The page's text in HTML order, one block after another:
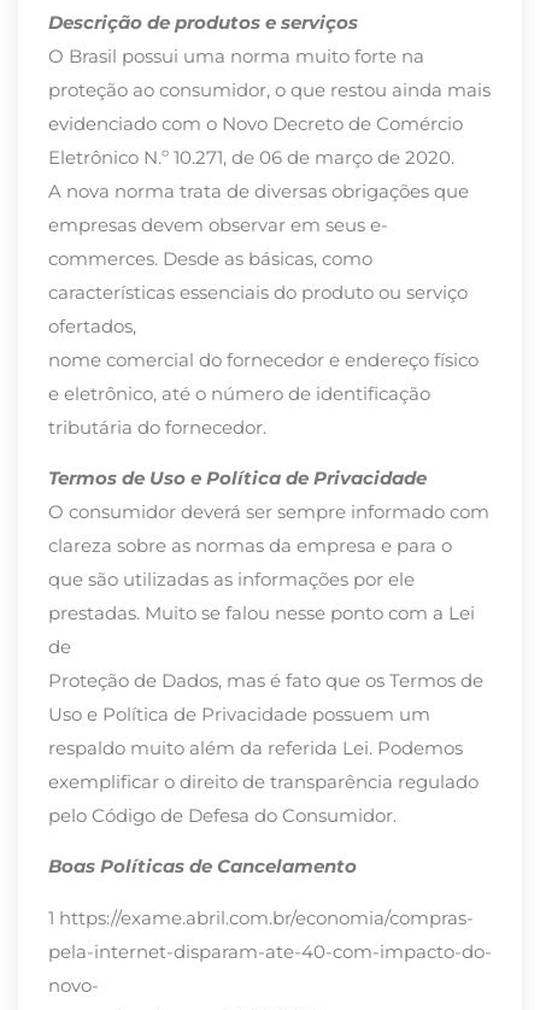
Descrição de produtos e serviços
O Brasil possui uma norma muito forte na
proteção ao consumidor, o que restou ainda mais
evidenciado com o Novo Decreto de Comércio
Eletrônico N.º 10.271, de 06 de março de 2020.
A nova norma trata de diversas obrigações que
empresas devem observar em seus e-
commerces. Desde as básicas, como
características essenciais do produto ou serviço
ofertados,
nome comercial do fornecedor e endereço físico
e eletrônico, até o número de identificação
tributária do fornecedor.
Termos de Uso e Política de Privacidade
O consumidor deverá ser sempre informado com
clareza sobre as normas da empresa e para o
que são utilizadas as informações por ele
prestadas. Muito se falou nesse ponto com a Lei
de
Proteção de Dados, mas é fato que os Termos de
Uso e Política de Privacidade possuem um
respaldo muito além da referida Lei. Podemos
exemplificar o direito de transparência regulado
pelo Código de Defesa do Consumidor.
Boas Políticas de Cancelamento
1 https://exame.abril.com.br/economia/compras-
pela-internet-disparam-ate-40-com-impacto-do-
novo-